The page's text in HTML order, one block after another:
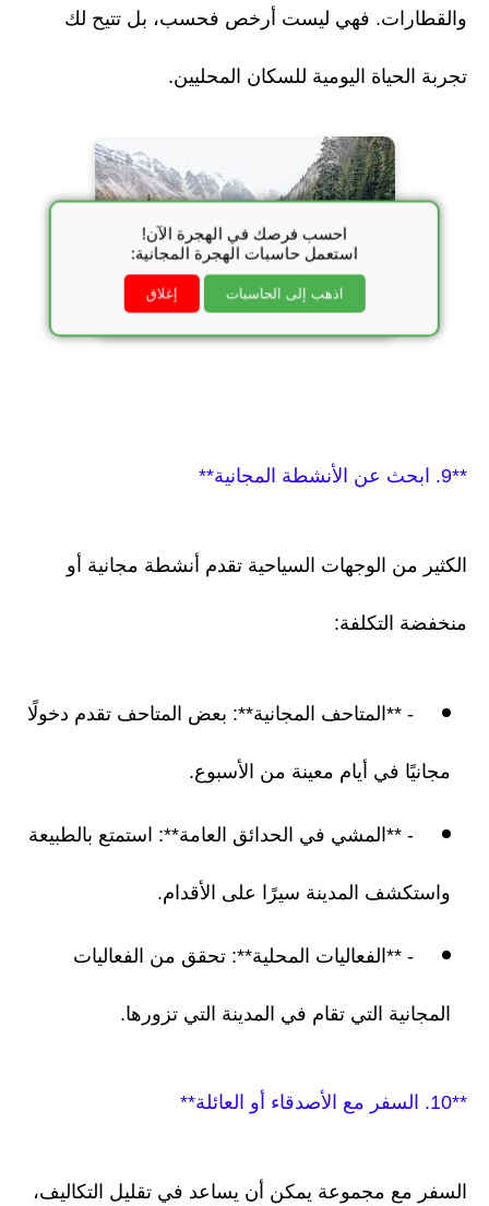
والقطارات. فهي ليست أرخص فحسب، بل تتيح لك
تجربة الحياة اليومية للسكان المحليين.
**9. ابحث عن الأنشطة المجانية**
الكثير من الوجهات السياحية تقدم أنشطة مجانية أو
منخفضة التكلفة:
- **المتاحف المجانية**: بعض المتاحف تقدم دخولًا
مجانيًا في أيام معينة من الأسبوع.
- **المشي في الحدائق العامة**: استمتع بالطبيعة
واستكشف المدينة سيرًا على الأقدام.
- **الفعاليات المحلية**: تحقق من الفعاليات
المجانية التي تقام في المدينة التي تزورها.
**10. السفر مع الأصدقاء أو العائلة**
السفر مع مجموعة يمكن أن يساعد في تقليل التكاليف،
احسب فرصك في الهجرة الآن!
استعمل حاسبات الهجرة المجانية:
اذهب إلى الحاسبات إغلاق